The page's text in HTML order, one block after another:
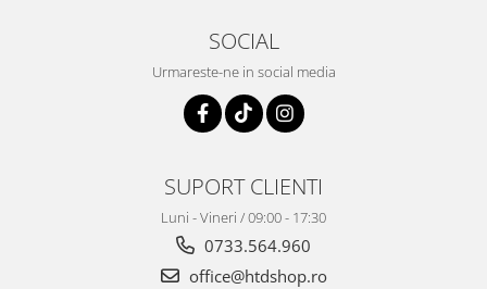
SOCIAL
Urmareste-ne in social media
SUPORT CLIENTI
Luni - Vineri / 09:00 - 17:30
0733.564.960
office@htdshop.ro